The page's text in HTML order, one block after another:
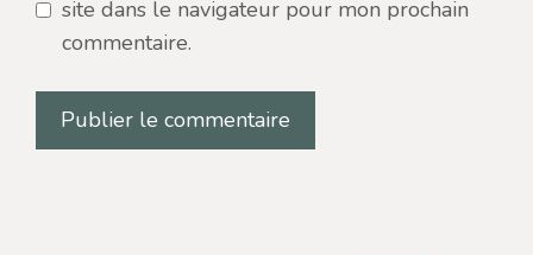
site dans le navigateur pour mon prochain
commentaire.